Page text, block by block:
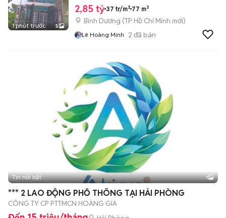
1 phút trước 5
2,85 tỷ 37 tr/m² 77 m²
Bình Dương (TP Hồ Chí Minh mới)
Lê Hoàng Minh 2 đã bán
Tin nổi bật 1
*** 2 LAO ĐỘNG PHỔ THÔNG TẠI HẢI PHÒNG
CÔNG TY CP PTTMCN HOÀNG GIA